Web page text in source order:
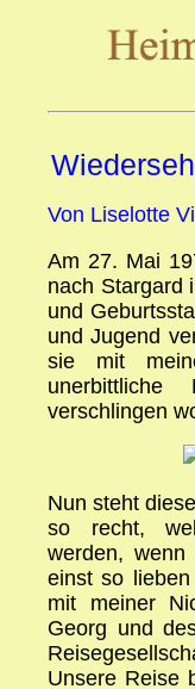
Von Liselotte
Am 27. Mai
nach Stargard
und
und Jugend
sie mit
verschlingen
Nun steht
so recht,
werden,
einst so
mit meiner
Georg und
Unsere Reise